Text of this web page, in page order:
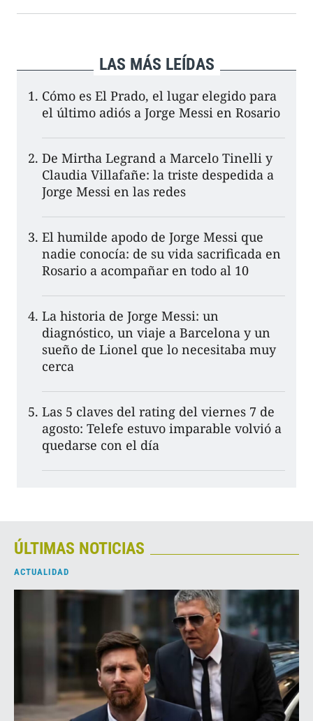
LAS MÁS LEÍDAS
Cómo es El Prado, el lugar elegido para
el último adiós a Jorge Messi en Rosario
De Mirtha Legrand a Marcelo Tinelli y
Claudia Villafañe: la triste despedida a
Jorge Messi en las redes
El humilde apodo de Jorge Messi que
nadie conocía: de su vida sacrificada en
Rosario a acompañar en todo al 10
La historia de Jorge Messi: un
diagnóstico, un viaje a Barcelona y un
sueño de Lionel que lo necesitaba muy
cerca
Las 5 claves del rating del viernes 7 de
agosto: Telefe estuvo imparable volvió a
quedarse con el día
ÚLTIMAS NOTICIAS
ACTUALIDAD